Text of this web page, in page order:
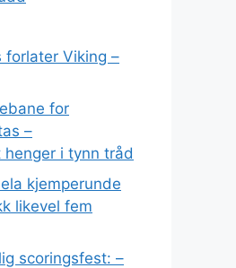
forlater Viking –
for
–
henger i tynn tråd
kjemperunde
likevel fem
scoringsfest: –